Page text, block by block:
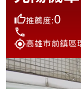
推薦度:0
高雄市前鎮區